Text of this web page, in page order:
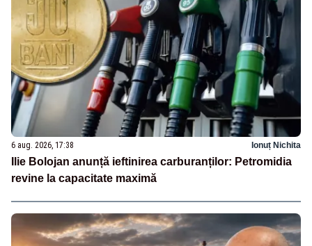
6 aug. 2026, 17:38 Ionuț Nichita
Ilie Bolojan anunță ieftinirea carburanților: Petromidia
revine la capacitate maximă